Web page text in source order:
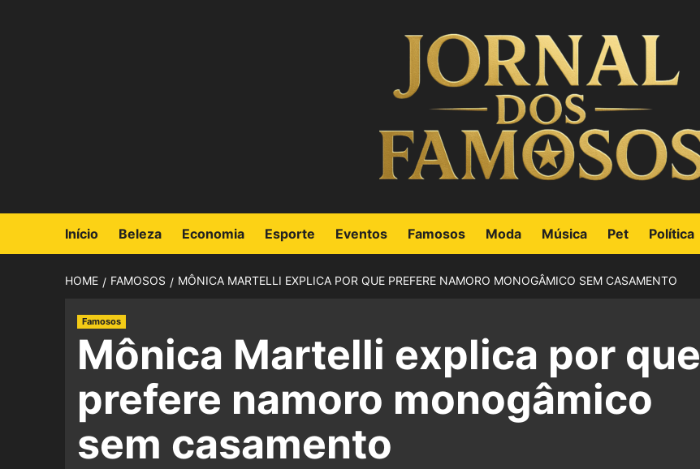
Início Beleza Economia Esporte Eventos Famosos Moda Música Pet Política
HOME FAMOSOS MÔNICA MARTELLI EXPLICA POR QUE PREFERE NAMORO MONOGÂMICO SEM CASAMENTO
Famosos
Mônica Martelli explica por que
prefere namoro monogâmico
sem casamento